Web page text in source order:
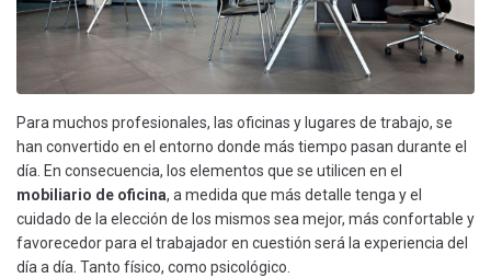
Para muchos profesionales, las oficinas y lugares de trabajo, se
han convertido en el entorno donde más tiempo pasan durante el
día. En consecuencia, los elementos que se utilicen en el
mobiliario de oficina, a medida que más detalle tenga y el
cuidado de la elección de los mismos sea mejor, más confortable y
favorecedor para el trabajador en cuestión será la experiencia del
día a día. Tanto físico, como psicológico.